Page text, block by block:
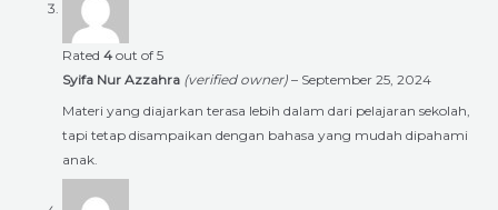
Rated 4 out of 5
Syifa Nur Azzahra (verified owner) – September 25, 2024
Materi yang diajarkan terasa lebih dalam dari pelajaran sekolah,
tapi tetap disampaikan dengan bahasa yang mudah dipahami
anak.